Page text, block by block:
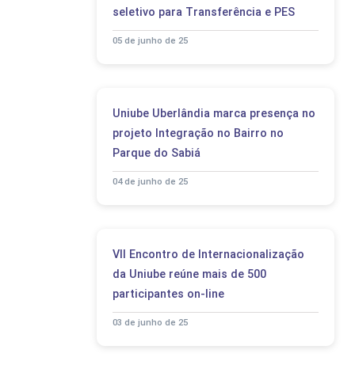
seletivo para Transferência e PES
05 de junho de 25
Uniube Uberlândia marca presença no
projeto Integração no Bairro no
Parque do Sabiá
04 de junho de 25
VII Encontro de Internacionalização
da Uniube reúne mais de 500
participantes on-line
03 de junho de 25